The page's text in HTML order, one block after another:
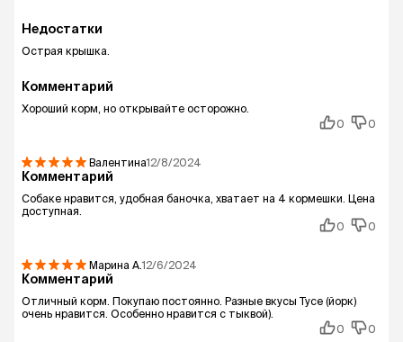
Недостатки
Острая крышка.
Комментарий
Хороший корм, но открывайте осторожно.
0
0
Валентина12/8/2024
Комментарий
Собаке нравится, удобная баночка, хватает на 4 кормешки. Цена
доступная.
0
0
Марина А.12/6/2024
Комментарий
Отличный корм. Покупаю постоянно. Разные вкусы Тусе (йорк)
очень нравится. Особенно нравится с тыквой).
0
0